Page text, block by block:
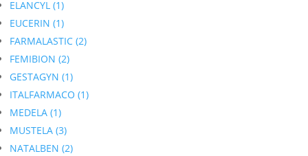
ELANCYL (1)
EUCERIN (1)
FARMALASTIC (2)
FEMIBION (2)
GESTAGYN (1)
ITALFARMACO (1)
MEDELA (1)
MUSTELA (3)
NATALBEN (2)